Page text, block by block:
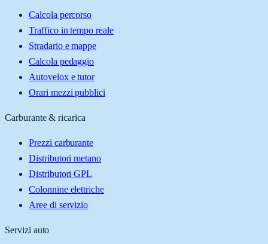
Calcola percorso
Traffico in tempo reale
Stradario e mappe
Calcola pedaggio
Autovelox e tutor
Orari mezzi pubblici
Carburante & ricarica
Prezzi carburante
Distributori metano
Distributori GPL
Colonnine elettriche
Aree di servizio
Servizi auto